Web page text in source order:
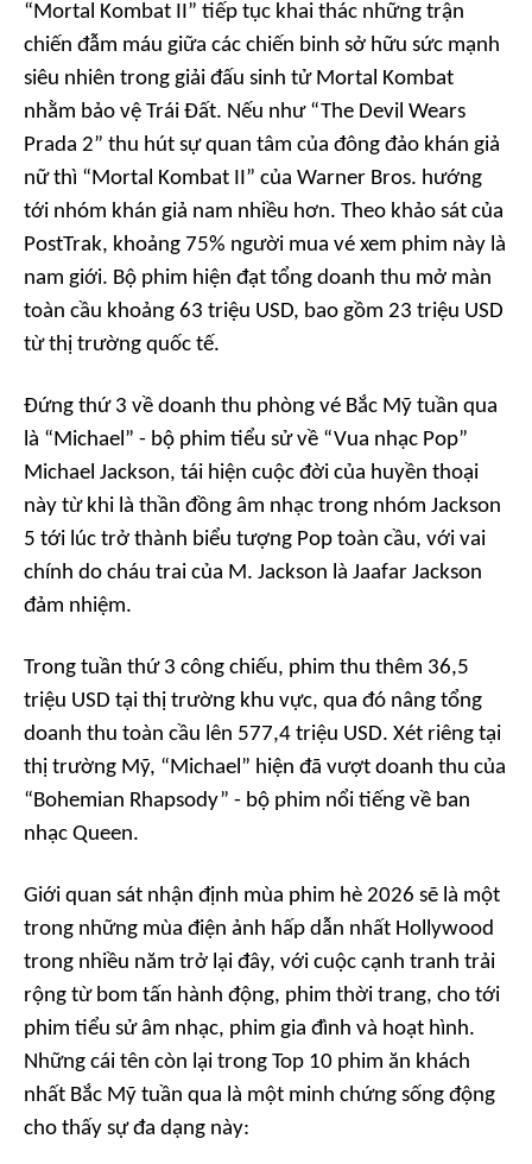
“Mortal Kombat II” tiếp tục khai thác những trận
chiến đẫm máu giữa các chiến binh sở hữu sức mạnh
siêu nhiên trong giải đấu sinh tử Mortal Kombat
nhằm bảo vệ Trái Đất. Nếu như “The Devil Wears
Prada 2” thu hút sự quan tâm của đông đảo khán giả
nữ thì “Mortal Kombat II” của Warner Bros. hướng
tới nhóm khán giả nam nhiều hơn. Theo khảo sát của
PostTrak, khoảng 75% người mua vé xem phim này là
nam giới. Bộ phim hiện đạt tổng doanh thu mở màn
toàn cầu khoảng 63 triệu USD, bao gồm 23 triệu USD
từ thị trường quốc tế.
Đứng thứ 3 về doanh thu phòng vé Bắc Mỹ tuần qua
là “Michael” - bộ phim tiểu sử về “Vua nhạc Pop”
Michael Jackson, tái hiện cuộc đời của huyền thoại
này từ khi là thần đồng âm nhạc trong nhóm Jackson
5 tới lúc trở thành biểu tượng Pop toàn cầu, với vai
chính do cháu trai của M. Jackson là Jaafar Jackson
đảm nhiệm.
Trong tuần thứ 3 công chiếu, phim thu thêm 36,5
triệu USD tại thị trường khu vực, qua đó nâng tổng
doanh thu toàn cầu lên 577,4 triệu USD. Xét riêng tại
thị trường Mỹ, “Michael” hiện đã vượt doanh thu của
“Bohemian Rhapsody” - bộ phim nổi tiếng về ban
nhạc Queen.
Giới quan sát nhận định mùa phim hè 2026 sẽ là một
trong những mùa điện ảnh hấp dẫn nhất Hollywood
trong nhiều năm trở lại đây, với cuộc cạnh tranh trải
rộng từ bom tấn hành động, phim thời trang, cho tới
phim tiểu sử âm nhạc, phim gia đình và hoạt hình.
Những cái tên còn lại trong Top 10 phim ăn khách
nhất Bắc Mỹ tuần qua là một minh chứng sống động
cho thấy sự đa dạng này: